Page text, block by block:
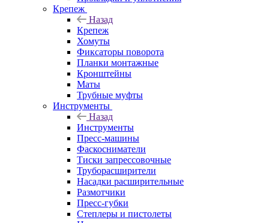
Крепеж
Назад
Крепеж
Хомуты
Фиксаторы поворота
Планки монтажные
Кронштейны
Маты
Трубные муфты
Инструменты
Назад
Инструменты
Пресс-машины
Фаскосниматели
Тиски запрессовочные
Труборасширители
Насадки расширительные
Размотчики
Пресс-губки
Степлеры и пистолеты